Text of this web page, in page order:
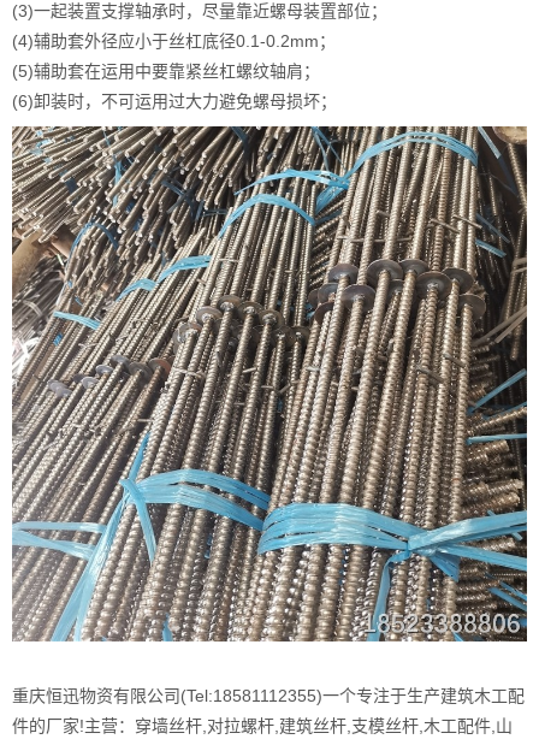
(3)一起装置支撑轴承时，尽量靠近螺母装置部位；
(4)辅助套外径应小于丝杠底径0.1-0.2mm；
(5)辅助套在运用中要靠紧丝杠螺纹轴肩；
(6)卸装时，不可运用过大力避免螺母损坏；
重庆恒迅物资有限公司(Tel:18581112355)一个专注于生产建筑木工配
件的厂家!主营：穿墙丝杆,对拉螺杆,建筑丝杆,支模丝杆,木工配件,山